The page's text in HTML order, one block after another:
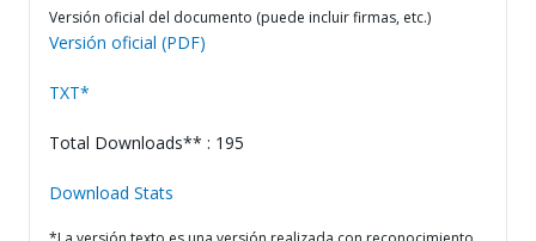
Versión oficial del documento (puede incluir firmas, etc.)
Versión oficial (PDF)
TXT*
Total Downloads** : 195
Download Stats